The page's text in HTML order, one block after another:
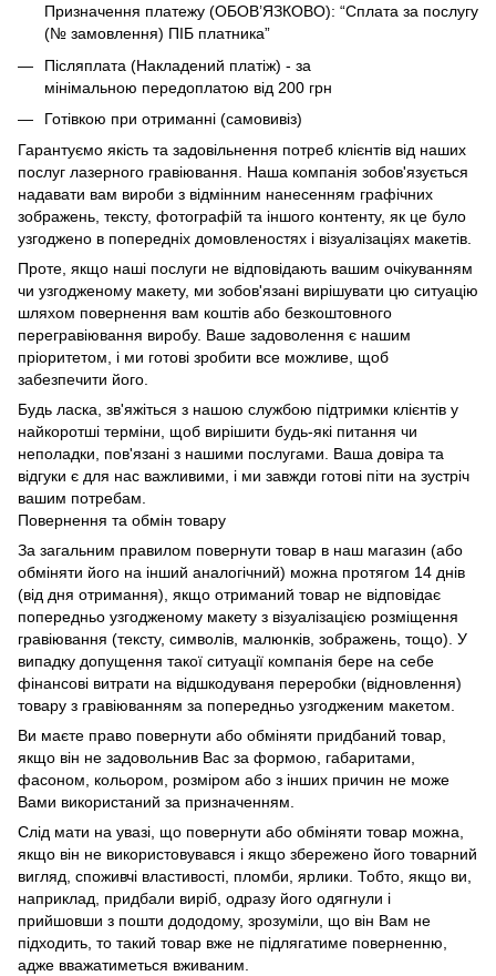
Призначення платежу (ОБОВ’ЯЗКОВО): “Сплата за послугу
(№ замовлення) ПІБ платника”
Післяплата (Накладений платіж) - за
мінімальною передоплатою від 200 грн
Готівкою при отриманні (самовивіз)
Гарантуємо якість та задовільнення потреб клієнтів від наших
послуг лазерного гравіювання. Наша компанія зобов'язується
надавати вам вироби з відмінним нанесенням графічних
зображень, тексту, фотографій та іншого контенту, як це було
узгоджено в попередніх домовленостях і візуалізаціях макетів.
Проте, якщо наші послуги не відповідають вашим очікуванням
чи узгодженому макету, ми зобов'язані вирішувати цю ситуацію
шляхом повернення вам коштів або безкоштовного
перегравіювання виробу. Ваше задоволення є нашим
пріоритетом, і ми готові зробити все можливе, щоб
забезпечити його.
Будь ласка, зв'яжіться з нашою службою підтримки клієнтів у
найкоротші терміни, щоб вирішити будь-які питання чи
неполадки, пов'язані з нашими послугами. Ваша довіра та
відгуки є для нас важливими, і ми завжди готові піти на зустріч
вашим потребам.
Повернення та обмін товару
За загальним правилом повернути товар в наш магазин (або
обміняти його на інший аналогічний) можна протягом 14 днів
(від дня отримання), якщо отриманий товар не відповідає
попередньо узгодженому макету з візуалізацією розміщення
гравіювання (тексту, символів, малюнків, зображень, тощо). У
випадку допущення такої ситуації компанія бере на себе
фінансові витрати на відшкодуваня переробки (відновлення)
товару з гравіюванням за попередньо узгодженим макетом.
Ви маєте право повернути або обміняти придбаний товар,
якщо він не задовольнив Вас за формою, габаритами,
фасоном, кольором, розміром або з інших причин не може
Вами використаний за призначенням.
Слід мати на увазі, що повернути або обміняти товар можна,
якщо він не використовувався і якщо збережено його товарний
вигляд, споживчі властивості, пломби, ярлики. Тобто, якщо ви,
наприклад, придбали виріб, одразу його одягнули і
прийшовши з пошти дододому, зрозуміли, що він Вам не
підходить, то такий товар вже не підлягатиме поверненню,
адже вважатиметься вживаним.